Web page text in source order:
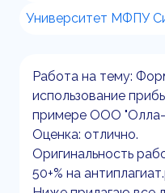
Университет МФПУ
Работа на тему:
использование
примере ООО "Олла-
Оценка: отлично.
Оригинальность
50+% на